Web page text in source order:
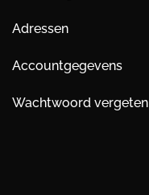
Adressen
Accountgegevens
Wachtwoord vergeten